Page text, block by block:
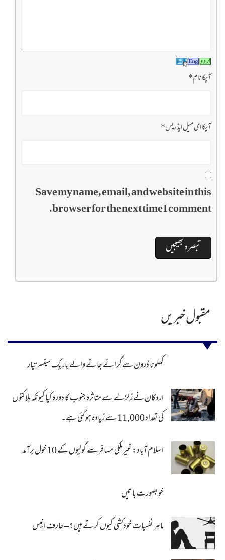
آپکا نام*
آپکا ای میل ایڈریس*
Save my name, email, and website in this
browser for the next time I comment.
مقبول خبریں
کھلونا ڈرون سے گرائے جانے والے باریک سینسر تیار
اردگان نے زلزلے سے متاثرہ جنوب کا دورہ کیا کیونکہ ہلاکتوں
کی تعداد 11,000 سے زیادہ ہو گئی ہے۔
اسلام آباد: غیرملکی مسافر سے گولیوں کے 10خول برآمد
خوبصورت باتیں
ماہر نفسیات خودکشی کیوں کرتے ہیں؟ – عارف انیس